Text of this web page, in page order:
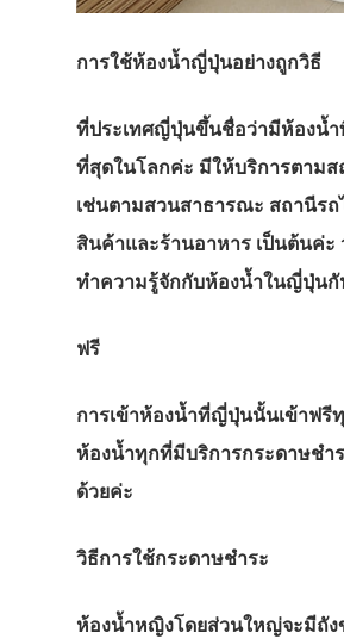
การใช้ห้องน้ำญี่ปุ่นอย่างถูกวิธี
ที่ประเทศญี่ปุ่นขึ้นชื่อว่ามีห้องน้ำ
ที่สุดในโลกค่ะ มีให้บริการตามส
เช่นตามสวนสาธารณะ สถานีรถ
สินค้าและร้านอาหาร เป็นต้นค่ะ
ทำความรู้จักกับห้องน้ำในญี่ปุ่นกั
ฟรี
การเข้าห้องน้ำที่ญี่ปุ่นนั้นเข้าฟรี
ห้องน้ำทุกที่มีบริการกระดาษชำ
ด้วยค่ะ
วิธีการใช้กระดาษชำระ
ห้องน้ำหญิงโดยส่วนใหญ่จะมีถัง